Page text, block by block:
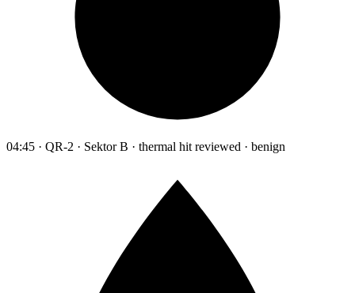
04:45 · QR-2 · Sektor B · thermal hit reviewed · benign